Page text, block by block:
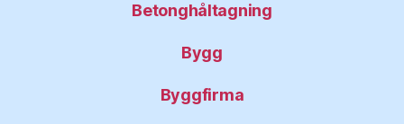
Betonghåltagning
Bygg
Byggfirma